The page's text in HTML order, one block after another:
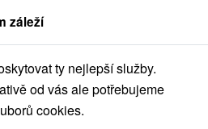
Chalupa Ivan Liptovská Kokava
Kokava
záleží
ty nejlepší služby.
od vás ale potřebujeme
cookies.